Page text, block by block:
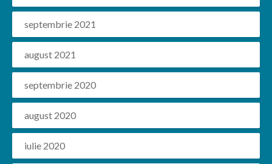
septembrie 2021
august 2021
septembrie 2020
august 2020
iulie 2020